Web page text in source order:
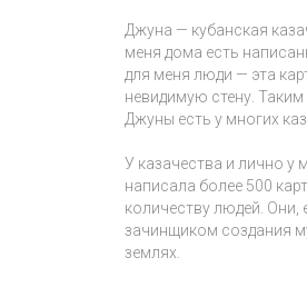
Джуна — кубанская
меня дома есть
для меня люди — эта
невидимую стену.
Джуны есть у многих
У казачества и лично у
написала более 500
количеству людей. Они,
зачинщиком создания
землях.